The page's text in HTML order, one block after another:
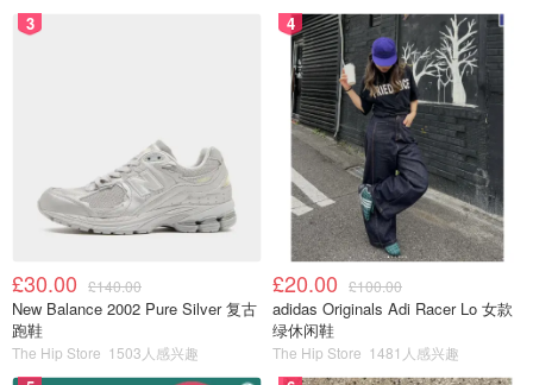
张恒表示，女儿手指受伤的说法，有两个版本。
第一份医疗记录显示，事发时郑爽的爸爸把Luna单独留在
房间里面，等他回来的时候，Luna手指已经受伤，原因不
明。这也是郑爽在送Luna去医院时，提供给医生的解释。
而复查的医疗记录却显示，女儿的手指是被车门夹伤。
在张恒曝光该事件后，郑爽律师发声明否认虐童：
3
£30.00 £140.00
New Balance 2002 Pure Silver 复古
跑鞋
The Hip Store 1503人感兴趣
4
£20.00 £100.00
adidas Originals Adi Racer Lo 女款
绿休闲鞋
The Hip Store 1481人感兴趣